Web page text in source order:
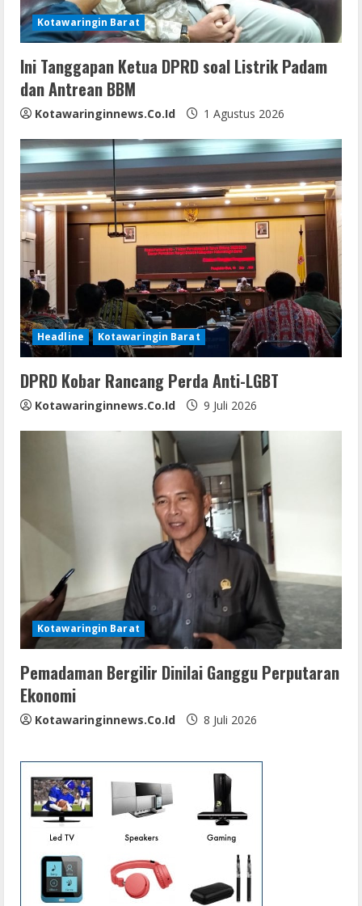
i
n
g
Kotawaringin Barat
Ini Tanggapan Ketua DPRD soal Listrik Padam
dan Antrean BBM
Kotawaringinnews.co.id 1 Agustus 2026
Headline Kotawaringin Barat
DPRD Kobar Rancang Perda Anti-LGBT
Kotawaringinnews.co.id 9 Juli 2026
Kotawaringin Barat
Pemadaman Bergilir Dinilai Ganggu Perputaran
Ekonomi
Kotawaringinnews.co.id 8 Juli 2026